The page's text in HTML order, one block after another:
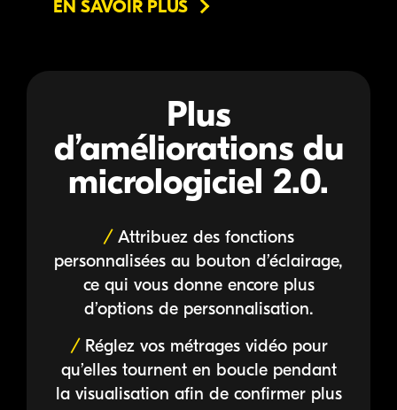
EN SAVOIR PLUS
Plus
d’améliorations du
micrologiciel 2.0.
Attribuez des fonctions
personnalisées au bouton d’éclairage,
ce qui vous donne encore plus
d’options de personnalisation.
Réglez vos métrages vidéo pour
qu’elles tournent en boucle pendant
la visualisation afin de confirmer plus